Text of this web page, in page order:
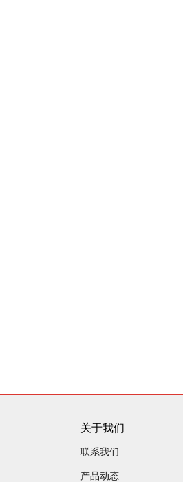
关于我们
联系我们
产品动态